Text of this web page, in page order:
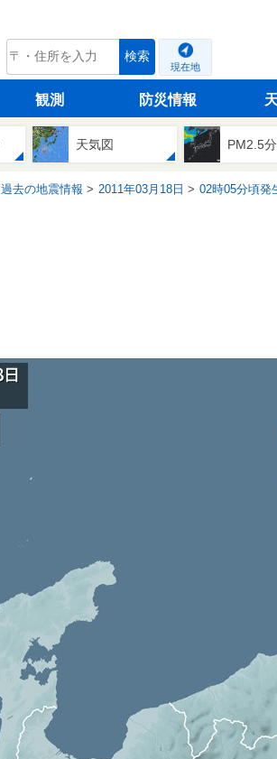
tenki.jp 検索
現在地
観測 防災情報
天気図 PM2.5
過去の地震情報 2011年03月18日 02時05分頃発